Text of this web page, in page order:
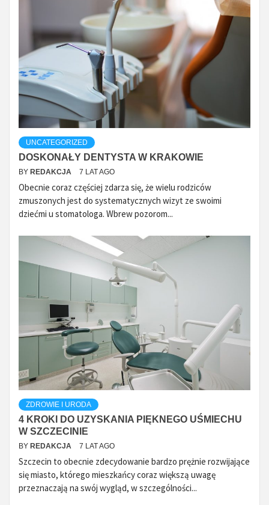
UNCATEGORIZED
DOSKONAŁY DENTYSTA W KRAKOWIE
BY REDAKCJA 7 LAT AGO
Obecnie coraz częściej zdarza się, że wielu rodziców
zmuszonych jest do systematycznych wizyt ze swoimi
dziećmi u stomatologa. Wbrew pozorom...
ZDROWIE I URODA
4 KROKI DO UZYSKANIA PIĘKNEGO UŚMIECHU
W SZCZECINIE
BY REDAKCJA 7 LAT AGO
Szczecin to obecnie zdecydowanie bardzo prężnie rozwijające
się miasto, którego mieszkańcy coraz większą uwagę
przeznaczają na swój wygląd, w szczególności...